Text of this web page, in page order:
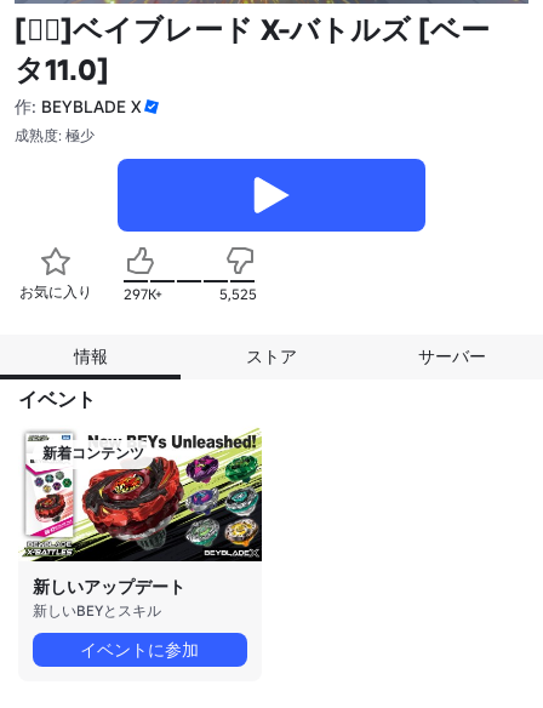
[🐦‍🔥]ベイブレード X-バトルズ [ベー
タ11.0]
作: BEYBLADE X
成熟度: 極少
お気に入り 297K+ 5,525
情報 ストア サーバー
イベント
新着コンテンツ
新しいアップデート
新しいBEYとスキル
イベントに参加